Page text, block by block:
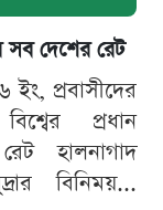
দেশের রেট
প্রবাসীদের
প্রধান
হালনাগাদ
বিনিময়...